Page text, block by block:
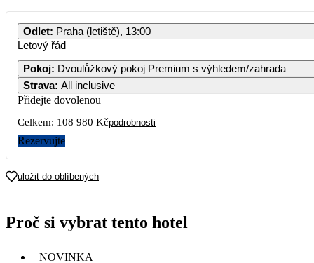
PO ÚT ST ČT PÁ SO
9
16 17 18 19 20 21
30
Odlet: Praha (letiště), 13:00
Letový řád
Pokoj: Dvoulůžkový pokoj Premium s výhledem/zahrada
Strava: All inclusive
Přidejte dovolenou
Celkem: 108 980 Kčpodrobnosti
Rezervujte
uložit do oblíbených
Proč si vybrat tento hotel
NOVINKA